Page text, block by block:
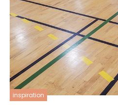
inspiration